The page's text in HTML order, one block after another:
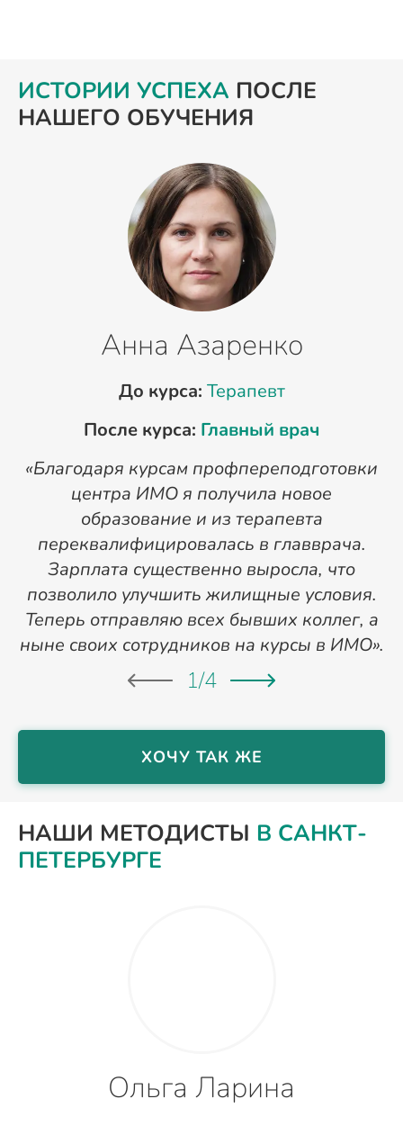
ИСТОРИИ УСПЕХА ПОСЛЕ
НАШЕГО ОБУЧЕНИЯ
Анна Азаренко
До курса: Терапевт
После курса: Главный врач
«Благодаря курсам профпереподготовки
центра ИМО я получила новое
образование и из терапевта
переквалифицировалась в главврача.
Зарплата существенно выросла, что
позволило улучшить жилищные условия.
Теперь отправляю всех бывших коллег, а
ныне своих сотрудников на курсы в ИМО».
1/4
ХОЧУ ТАК ЖЕ
НАШИ МЕТОДИСТЫ В САНКТ-
ПЕТЕРБУРГЕ
Ольга Ларина